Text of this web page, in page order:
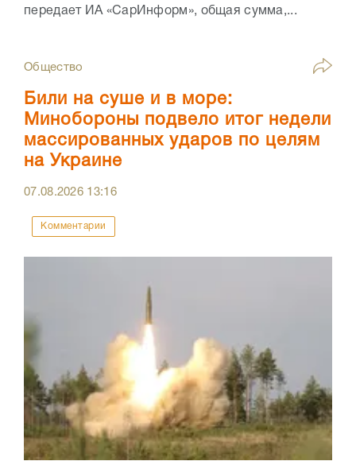
передает ИА «СарИнформ», общая сумма,...
Общество
Били на суше и в море:
Минобороны подвело итог недели
массированных ударов по целям
на Украине
07.08.2026 13:16
Комментарии